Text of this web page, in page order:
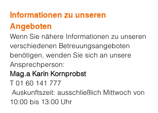
Informationen zu unseren
Angeboten
Wenn Sie nähere Informationen zu unseren
verschiedenen Betreuungsangeboten
benötigen, wenden Sie sich an unsere
Ansprechperson:
Mag.a Karin Kornprobst
T 01 60 141 777
Auskunftszeit: ausschließlich Mittwoch von
10:00 bis 13:00 Uhr